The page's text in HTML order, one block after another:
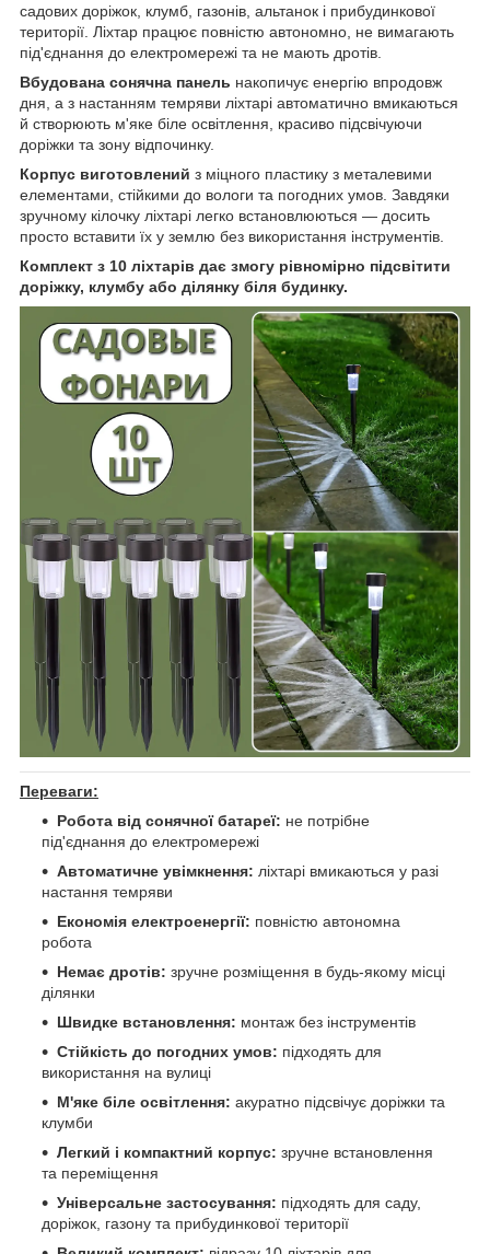
садових доріжок, клумб, газонів, альтанок і прибудинкової
території. Ліхтар працює повністю автономно, не вимагають
під'єднання до електромережі та не мають дротів.
Вбудована сонячна панель накопичує енергію впродовж
дня, а з настанням темряви ліхтарі автоматично вмикаються
й створюють м'яке біле освітлення, красиво підсвічуючи
доріжки та зону відпочинку.
Корпус виготовлений з міцного пластику з металевими
елементами, стійкими до вологи та погодних умов. Завдяки
зручному кілочку ліхтарі легко встановлюються — досить
просто вставити їх у землю без використання інструментів.
Комплект з 10 ліхтарів дає змогу рівномірно підсвітити
доріжку, клумбу або ділянку біля будинку.
Переваги:
Робота від сонячної батареї: не потрібне
під'єднання до електромережі
Автоматичне увімкнення: ліхтарі вмикаються у разі
настання темряви
Економія електроенергії: повністю автономна
робота
Немає дротів: зручне розміщення в будь-якому місці
ділянки
Швидке встановлення: монтаж без інструментів
Стійкість до погодних умов: підходять для
використання на вулиці
М'яке біле освітлення: акуратно підсвічує доріжки та
клумби
Легкий і компактний корпус: зручне встановлення
та переміщення
Універсальне застосування: підходять для саду,
доріжок, газону та прибудинкової території